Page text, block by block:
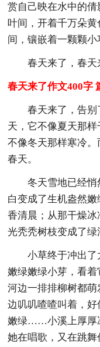
赏自己映在水中的
叶间，开着千万朵
间，镶嵌着一颗颗小
春天来了，春天
春天来了作文400字
春天来了，告
天，它不像夏天那
不像冬天那样寒冷
春天。
冬天雪地已经
白变成了生机盎然
香清晨；从那干燥
光秃秃树枝变成了绿
小草终于冲出
嫩绿嫩绿小芽，看着
河边一排排柳树都
边叽叽喳喳叫着，
嫩绿……小溪上厚厚
她在唱歌，又在跳